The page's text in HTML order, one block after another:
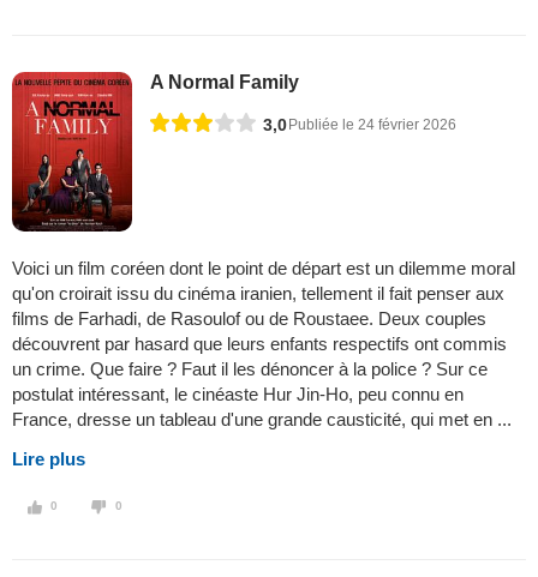
A Normal Family
3,0Publiée le 24 février 2026
Voici un film coréen dont le point de départ est un dilemme moral
qu'on croirait issu du cinéma iranien, tellement il fait penser aux
films de Farhadi, de Rasoulof ou de Roustaee. Deux couples
découvrent par hasard que leurs enfants respectifs ont commis
un crime. Que faire ? Faut il les dénoncer à la police ? Sur ce
postulat intéressant, le cinéaste Hur Jin-Ho, peu connu en
France, dresse un tableau d'une grande causticité, qui met en ...
Lire plus
0 0